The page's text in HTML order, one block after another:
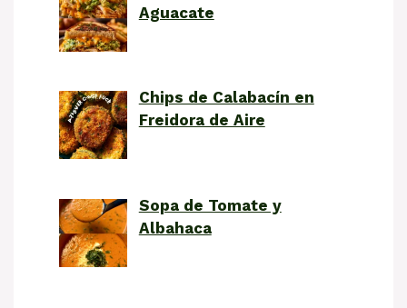
Aguacate
Chips de Calabacín en
Freidora de Aire
Sopa de Tomate y
Albahaca